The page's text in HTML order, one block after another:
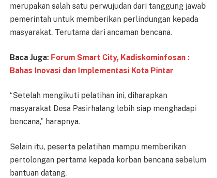
merupakan salah satu perwujudan dari tanggung jawab
pemerintah untuk memberikan perlindungan kepada
masyarakat. Terutama dari ancaman bencana.
Baca Juga: Forum Smart City, Kadiskominfosan :
Bahas Inovasi dan Implementasi Kota Pintar
“Setelah mengikuti pelatihan ini, diharapkan
masyarakat Desa Pasirhalang lebih siap menghadapi
bencana,” harapnya.
Selain itu, peserta pelatihan mampu memberikan
pertolongan pertama kepada korban bencana sebelum
bantuan datang.